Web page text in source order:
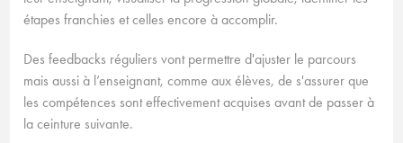
étapes franchies et celles encore à accomplir.
Des feedbacks réguliers vont permettre d'ajuster le parcours
mais aussi à l’enseignant, comme aux élèves, de s'assurer que
les compétences sont effectivement acquises avant de passer à
la ceinture suivante.